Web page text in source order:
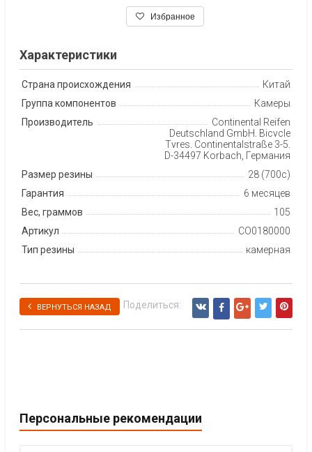
Избранное
Характеристики
Страна происхождения
Китай
Группа компонентов
Камеры
Производитель
Continental Reifen
Deutschland GmbH, Bicycle
Tyres, Continentalstraße 3-5,
D-34497 Korbach, Германия
Размер резины
28 (700c)
Гарантия
6 месяцев
Вес, граммов
105
Артикул
CO0180000
Тип резины
камерная
ВЕРНУТЬСЯ НАЗАД Поделиться:
Персональные рекомендации